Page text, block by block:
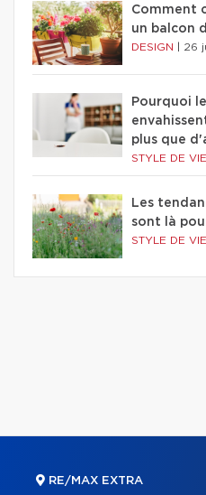
Comment
un balcon
DESIGN 26
Pourquoi
plus que
STYLE DE VIE
Les
sont là
STYLE DE VIE
RE/MAX EXTRA